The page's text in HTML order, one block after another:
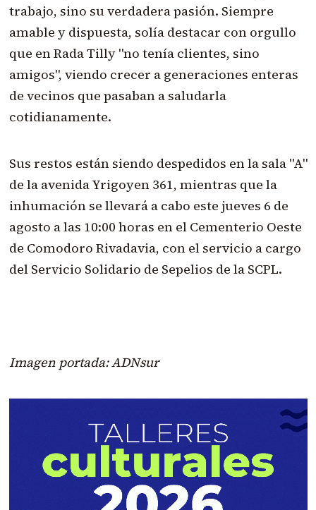
trabajo, sino su verdadera pasión. Siempre
amable y dispuesta, solía destacar con orgullo
que en Rada Tilly "no tenía clientes, sino
amigos", viendo crecer a generaciones enteras
de vecinos que pasaban a saludarla
cotidianamente.
Sus restos están siendo despedidos en la sala "A"
de la avenida Yrigoyen 361, mientras que la
inhumación se llevará a cabo este jueves 6 de
agosto a las 10:00 horas en el Cementerio Oeste
de Comodoro Rivadavia, con el servicio a cargo
del Servicio Solidario de Sepelios de la SCPL.
Imagen portada: ADNsur